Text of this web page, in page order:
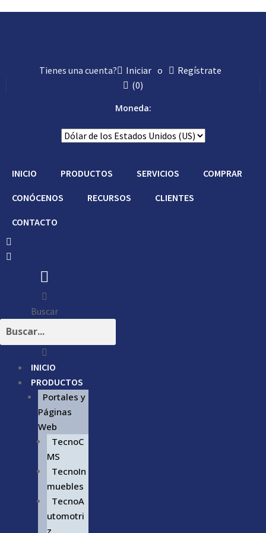
Tienes una cuenta? Iniciar o
Regístrate
(0)
Moneda:
INICIO PRODUCTOS SERVICIOS COMPRAR
CONÓCENOS RECURSOS CLIENTES
CONTACTO
Buscar
INICIO
PRODUCTOS
Portales y
Páginas
Web
TecnoC
MS
TecnoIn
muebles
TecnoA
utomotri